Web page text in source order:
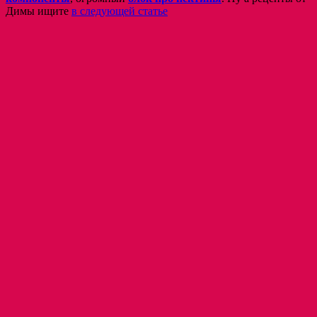
Димы ищите в следующей статье